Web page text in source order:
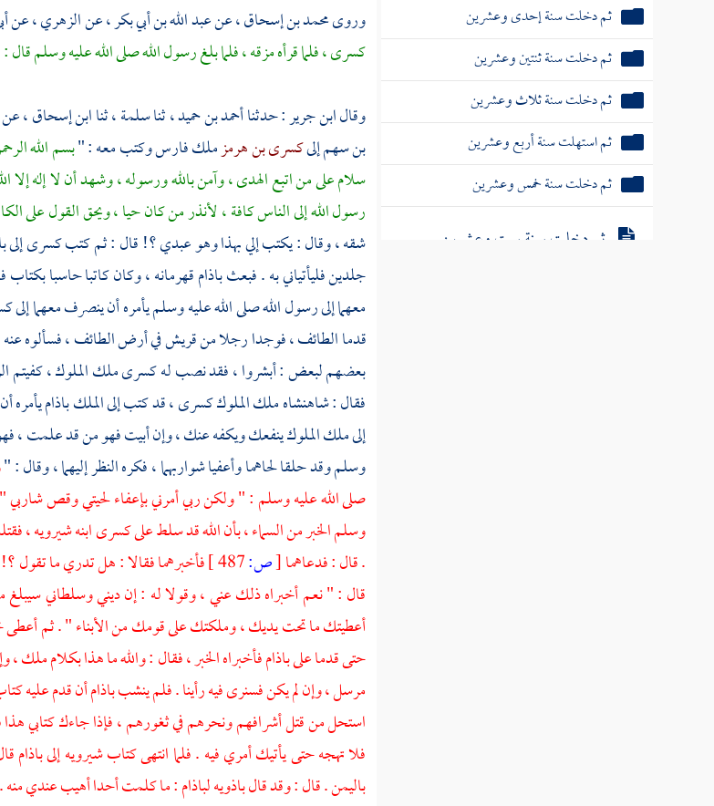
ثم دخلت سنة إحدى وعشرين
ثم دخلت سنة ثنتين وعشرين
ثم دخلت سنة ثلاث وعشرين
ثم استهلت سنة أربع وعشرين
ثم دخلت سنة خمس وعشرين
ثم دخلت سنة ست وعشرين
وروىمحمد بن إسحاق ،عنعبد الله بن أبي بكر ،عنالزهري ،عن
كسرى ، فلما قرأه مزقه ، فلما بلغ رسول الله صلى الله عليه وسلم
وقالابن جرير: حدثناأحمد بن حميد ،ثناسلمة ،ثناابن إسحاق ،عن
بن سهمإلىكسرى بن هرمزملك فارس وكتب معه : "بسم الله
سلام على من اتبع الهدى ، وآمن بالله ورسوله ، وشهد أن لا إله إلا
رسول الله إلى الناس كافة ، لأنذر من كان حيا ، ويحق القول على
شقه ، وقال : يكتب إلي بهذا وهو عبدي ؟! قال : ثم كتب كسرى إلى
جلدين فليأتياني به . فبعثباذامقهرمانه ، وكان كاتبا حاسبا
معهما إلى رسول الله صلى الله عليه وسلم يأمره أن ينصرف معهما
قدماالطائف، فوجدا رجلا منقريشفي أرضالطائف ،فسألوه
بعضهم لبعض : أبشروا ، فقد نصب له كسرى ملك الملوك ، كفيتم
فقال : شاهنشاه ملك الملوك كسرى ، قد كتب إلى الملكباذاميأمره
إلى ملك الملوك ينفعك ويكفه عنك ، وإن أبيت فهو من قد علمت
وسلم وقد حلقا لحاهما وأعفيا شواربهما ، فكره النظر إليهما ، وقال : "
صلى الله عليه وسلم : " ولكن ربي أمرني بإعفاء لحيتي وقص
وسلم الخبر من السماء ، بأن الله قد سلط على كسرى ابنهشيرويه ،
. قال : فدعاهما[ص: فأخبرهما فقالا : هل تدري ما تقول
قال : " نعم أخبراه ذلك عني ، وقولا له : إن ديني وسلطاني
أعطيتك ما تحت يديك ، وملكتك على قومك من الأبناء " . ثم
حتى قدما علىباذامفأخبراه الخبر ، فقال : والله ما هذا بكلام ملك
مرسل ، وإن لم يكن فسنرى فيه رأينا . فلم ينشبباذامأن قدم عليه
استحل من قتل أشرافهم ونحرهم في ثغورهم ، فإذا جاءك كتابي
فلا تهجه حتى يأتيك أمري فيه . فلما انتهى كتابشيرويهإلىباذام
باليمن. قال : وقد قالباذويهلباذام: ما كلمت أحدا أهيب عندي منه